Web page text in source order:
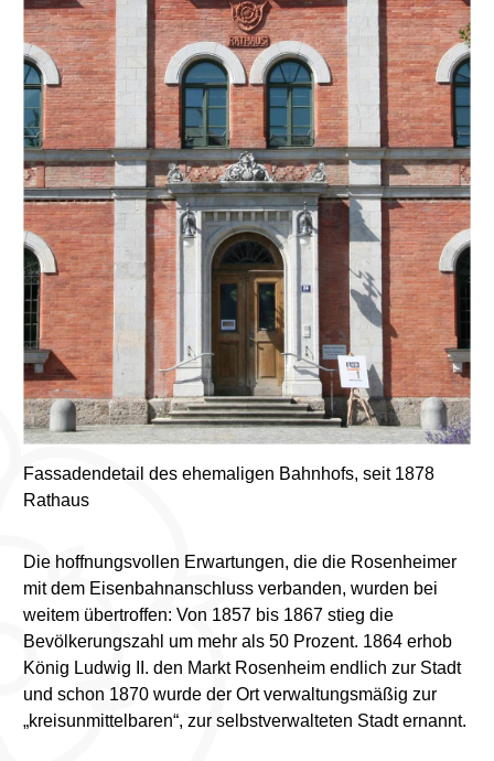
Fassadendetail des ehemaligen Bahnhofs, seit 1878
Rathaus
Die hoffnungsvollen Erwartungen, die die Rosenheimer
mit dem Eisenbahnanschluss verbanden, wurden bei
weitem übertroffen: Von 1857 bis 1867 stieg die
Bevölkerungszahl um mehr als 50 Prozent. 1864 erhob
König Ludwig II. den Markt Rosenheim endlich zur Stadt
und schon 1870 wurde der Ort verwaltungsmäßig zur
„kreisunmittelbaren“, zur selbstverwalteten Stadt ernannt.